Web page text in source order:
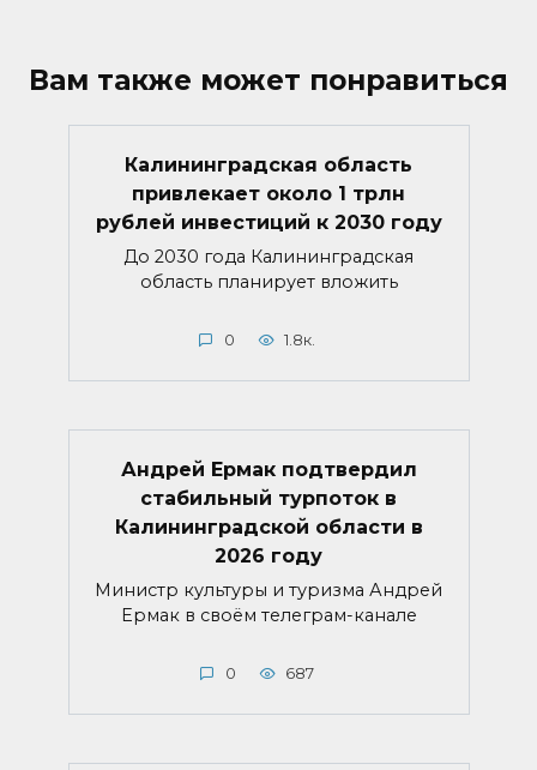
Вам также может понравиться
Калининградская область
привлекает около 1 трлн
рублей инвестиций к 2030 году
До 2030 года Калининградская
область планирует вложить
0 1.8к.
Андрей Ермак подтвердил
стабильный турпоток в
Калининградской области в
2026 году
Министр культуры и туризма Андрей
Ермак в своём телеграм-канале
0 687